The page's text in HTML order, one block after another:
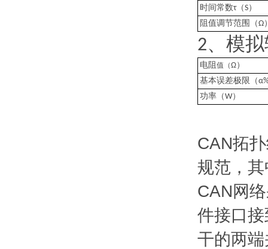
时间常数τ（S）
阻值调节范围（Ω
2、 模
电阻值（Ω）
基本误差极限（
功率（W）
CAN拓
规范，
CAN网
件接口
干的两